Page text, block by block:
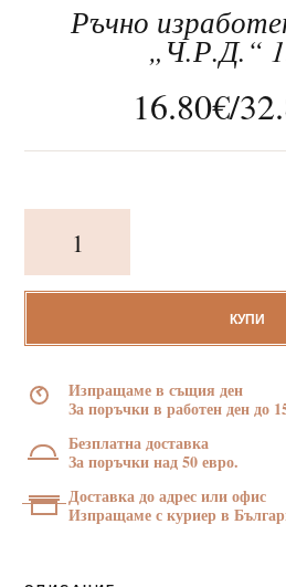
Клиентско обслужване
Корпоративни подаръци
Ръчно
„Ч.Р.Д.“
16.80€/
Ръчно
изработени
"Ч.Р.Д."
бр.
КУПИ
Изпращаме в същия ден
За поръчки в работен ден до
Безплатна доставка
За поръчки над 50 евро.
Доставка до адрес или офис
Изпращаме с куриер в